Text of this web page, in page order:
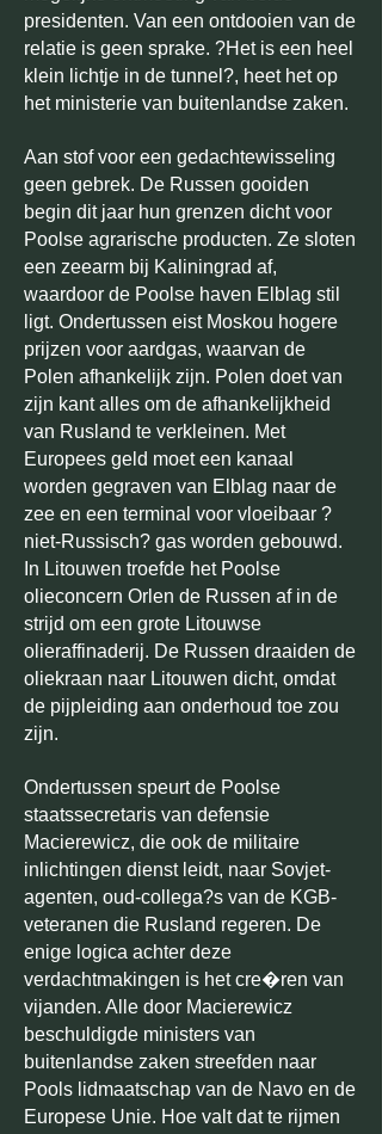
presidenten. Van een ontdooien van de
relatie is geen sprake. ?Het is een heel
klein lichtje in de tunnel?, heet het op
het ministerie van buitenlandse zaken.
Aan stof voor een gedachtewisseling
geen gebrek. De Russen gooiden
begin dit jaar hun grenzen dicht voor
Poolse agrarische producten. Ze sloten
een zeearm bij Kaliningrad af,
waardoor de Poolse haven Elblag stil
ligt. Ondertussen eist Moskou hogere
prijzen voor aardgas, waarvan de
Polen afhankelijk zijn. Polen doet van
zijn kant alles om de afhankelijkheid
van Rusland te verkleinen. Met
Europees geld moet een kanaal
worden gegraven van Elblag naar de
zee en een terminal voor vloeibaar ?
niet-Russisch? gas worden gebouwd.
In Litouwen troefde het Poolse
olieconcern Orlen de Russen af in de
strijd om een grote Litouwse
olieraffinaderij. De Russen draaiden de
oliekraan naar Litouwen dicht, omdat
de pijpleiding aan onderhoud toe zou
zijn.
Ondertussen speurt de Poolse
staatssecretaris van defensie
Macierewicz, die ook de militaire
inlichtingen dienst leidt, naar Sovjet-
agenten, oud-collega?s van de KGB-
veteranen die Rusland regeren. De
enige logica achter deze
verdachtmakingen is het cre�ren van
vijanden. Alle door Macierewicz
beschuldigde ministers van
buitenlandse zaken streefden naar
Pools lidmaatschap van de Navo en de
Europese Unie. Hoe valt dat te rijmen